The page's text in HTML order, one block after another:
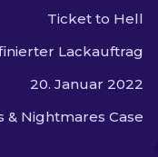
Ticket to Hell
Lackauftrag
20. Januar 2022
& Nightmares Case